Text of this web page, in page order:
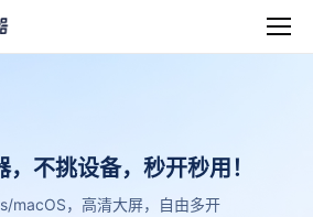
不挑设备，秒开秒用！
macOS，高清大屏，自由多开